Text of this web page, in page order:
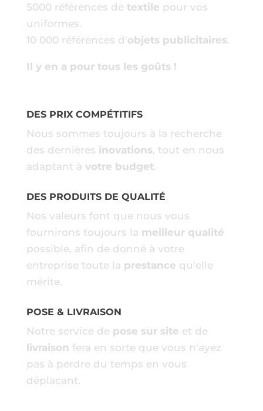
5000 références de textile pour vos
uniformes.
10 000 références d'objets publicitaires.
Il y en a pour tous les goûts !
DES PRIX COMPÉTITIFS
Nous sommes toujours à la recherche
des dernières inovations, tout en nous
adaptant à votre budget.
DES PRODUITS DE QUALITÉ
Nos valeurs font que nous vous
fournirons toujours la meilleur qualité
possible, afin de donné à votre
entreprise toute la prestance qu'elle
mérite.
POSE & LIVRAISON
Notre service de pose sur site et de
livraison fera en sorte que vous n'ayez
pas à perdre du temps en vous
déplacant.